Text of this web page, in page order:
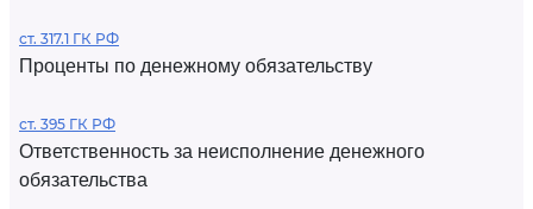
ст. 317.1 ГК РФ
Проценты по денежному обязательству
ст. 395 ГК РФ
Ответственность за неисполнение денежного
обязательства